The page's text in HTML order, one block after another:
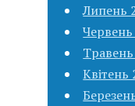
Липень
Квітень